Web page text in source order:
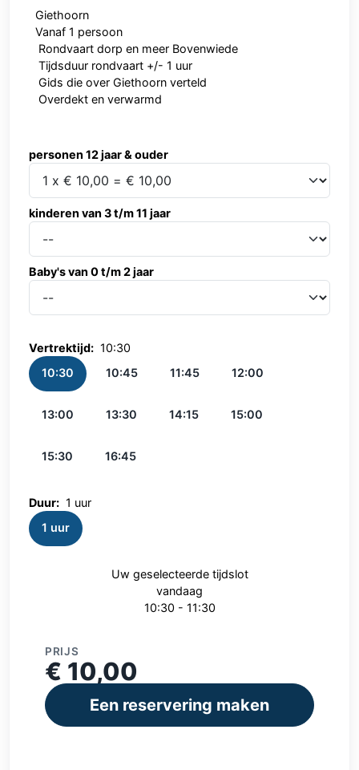
Giethoorn
Vanaf 1 persoon
Rondvaart dorp en meer Bovenwiede
Tijdsduur rondvaart +/- 1 uur
Gids die over Giethoorn verteld
Overdekt en verwarmd
personen 12 jaar & ouder
kinderen van 3 t/m 11 jaar
Baby's van 0 t/m 2 jaar
Vertrektijd: 10:30
10:30
10:45 11:45 12:00
13:00 13:30 14:15 15:00
15:30 16:45
Duur: 1 uur
1 uur
Uw geselecteerde tijdslot
vandaag
10:30 - 11:30
PRIJS
€ 10,00
Een reservering maken